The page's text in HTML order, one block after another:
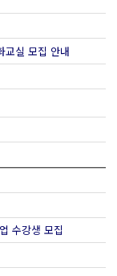
교실 모집 안내
수강생 모집